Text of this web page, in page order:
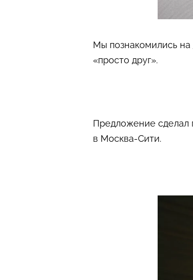
Мы познакомились на
«просто друг».
Предложение сделал
в Москва-Сити.